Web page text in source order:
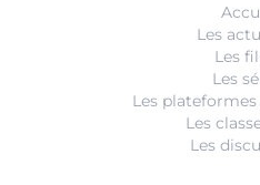
Les
Les
Les
Les
Les
Les